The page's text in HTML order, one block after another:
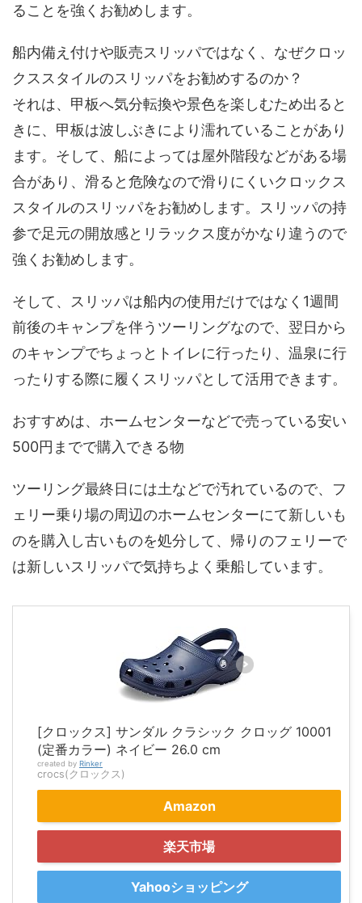
ることを強くお勧めします。
船内備え付けや販売スリッパではなく 、 なぜクロッ
クススタイルのスリッパをお勧めするのか？
それは、甲板へ気分転換や景色を楽しむため出ると
きに、 甲板は波しぶきにより濡れていることがあり
ます。そして、船によっては屋外階段などがある場
合があり、滑ると危険なので滑りにくいクロックス
スタイルのスリッパをお勧めします。スリッパの持
参で足元の開放感とリラックス度がかなり違うので
強くお勧めします。
そして、スリッパは船内の使用だけではなく1週間
前後のキャンプを伴うツーリングなので、翌日から
のキャンプでちょっとトイレに行ったり、温泉に行
ったりする際に履くスリッパとして活用できます。
おすすめは、ホームセンターなどで売っている安い
500円までで購入できる物
ツーリング最終日には土などで汚れているので、フ
ェリー乗り場の周辺のホームセンターにて新しいも
のを購入し古いものを処分して、帰りのフェリーで
は新しいスリッパで気持ちよく乗船しています。
[クロックス] サンダル クラシック クロッグ 10001
(定番カラー) ネイビー 26.0 cm
created by Rinker
crocs(クロックス)
Amazon
楽天市場
Yahooショッピング